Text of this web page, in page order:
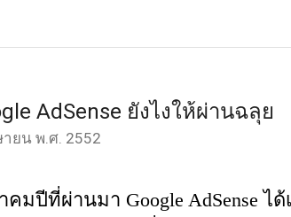
AdSense ยังไงให้ผ่านฉลุย
ยน พ.ศ. 2552
มปีที่ผ่านมา Google AdSense ไ